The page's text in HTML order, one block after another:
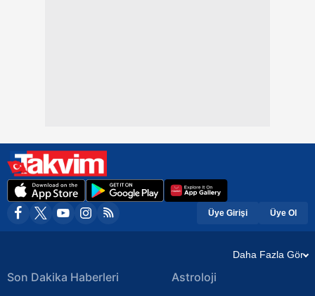
Üye Girişi Üye Ol
Daha Fazla Gör
Son Dakika Haberleri Astroloji